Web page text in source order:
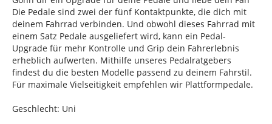
Die Pedale sind zwei der fünf Kontaktpunkte, die dich mit
deinem Fahrrad verbinden. Und obwohl dieses Fahrrad mit
einem Satz Pedale ausgeliefert wird, kann ein Pedal-
Upgrade für mehr Kontrolle und Grip dein Fahrerlebnis
erheblich aufwerten. Mithilfe unseres Pedalratgebers
findest du die besten Modelle passend zu deinem Fahrstil.
Für maximale Vielseitigkeit empfehlen wir Plattformpedale.
Geschlecht: Uni